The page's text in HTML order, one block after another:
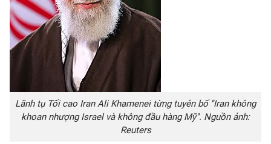
Lãnh tụ Tối cao Iran Ali Khamenei từng tuyên bố ''Iran không
khoan nhượng Israel và không đầu hàng Mỹ''. Nguồn ảnh:
Reuters